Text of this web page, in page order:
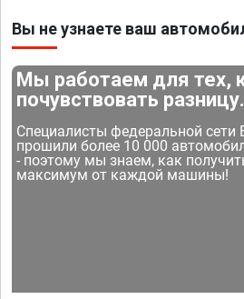
Вы не узнаете ваш
Мы работаем для тех,
почувствовать разницу.
Специалисты федеральной сети
прошили более 10 000
- поэтому мы знаем, как
максимум от каждой машины!